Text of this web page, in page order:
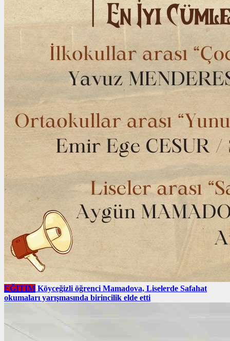
EĞITIM Köyceğizli öğrenci Mamadova, Liselerde Safahat
okumaları yarışmasında birincilik elde etti